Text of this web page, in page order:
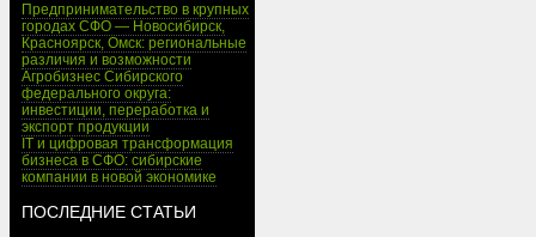
Предпринимательство в крупных
городах СФО — Новосибирск,
Красноярск, Омск: региональные
различия и возможности
Агробизнес Сибирского
федерального округа:
инвестиции, переработка и
экспорт продукции
IT и цифровая трансформация
бизнеса в СФО: сибирские
компании в новой экономике
ПОСЛЕДНИЕ СТАТЬИ